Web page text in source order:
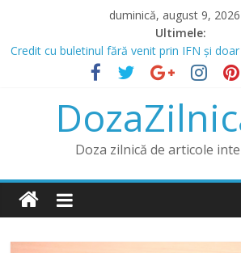
content
duminică, august 9, 2026
Ultimele:
Credit cu buletinul fără venit prin IFN și
Prânz în Heraklion? Mergi la Bellot
Lista IFN care acordă credite online și
credit online fără venit
Credit pentru Datornici și Rău Platnici prin
Doza zilnică de articole